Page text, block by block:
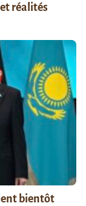
réalités
bientôt